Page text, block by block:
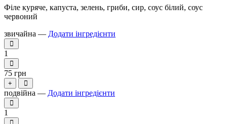
Філе куряче, капуста, зелень, гриби, сир, соус білий, соус
червоний
звичайна — Додати інгредієнти
1
75 грн
+
подвійна — Додати інгредієнти
1